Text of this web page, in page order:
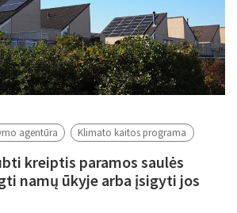
agentūra Klimato kaitos programa
kreiptis paramos saulės
namų ūkyje arba įsigyti jos